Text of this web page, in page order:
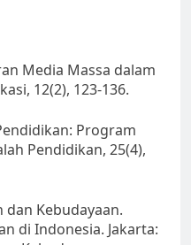
Media Massa dalam
12(2), 123-136.
Program
Pendidikan, 25(4),
Kebudayaan.
di Indonesia. Jakarta: